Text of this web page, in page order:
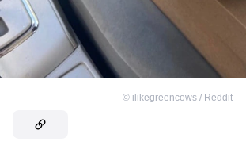
© ilikegreencows / Reddit